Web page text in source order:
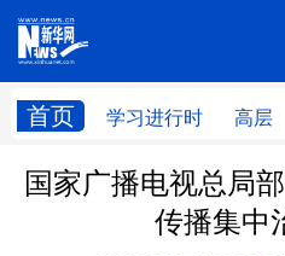
首页 学习进行时 高层
网站
学习进行时 高层
财经
国家广播电视总局
传播集中